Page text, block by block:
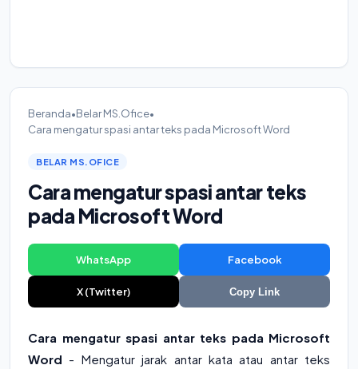
Beranda•Belar MS.Ofice•
Cara mengatur spasi antar teks pada Microsoft Word
BELAR MS.OFICE
Cara mengatur spasi antar teks
pada Microsoft Word
WhatsApp Facebook
X (Twitter) Copy Link
Cara mengatur spasi antar teks pada Microsoft
Word - Mengatur jarak antar kata atau antar teks